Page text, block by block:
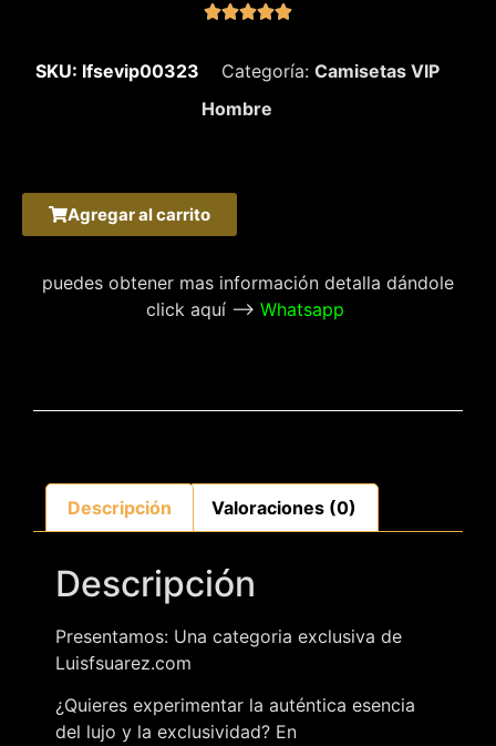

SKU: lfsevip00323 Categoría: Camisetas VIP
Hombre
Agregar al carrito
puedes obtener mas información detalla dándole
click aquí –> Whatsapp
Descripción Valoraciones (0)
Descripción
Presentamos: Una categoria exclusiva de
Luisfsuarez.com
¿Quieres experimentar la auténtica esencia
del lujo y la exclusividad? En